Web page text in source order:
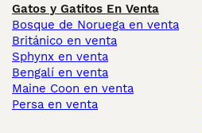
Gatos y Gatitos En Venta
Bosque de Noruega en venta
Británico en venta
Sphynx en venta
Bengalí en venta
Maine Coon en venta
Persa en venta